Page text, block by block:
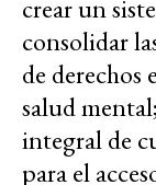
crear un
consolidar
de derechos
salud
integral de
para el